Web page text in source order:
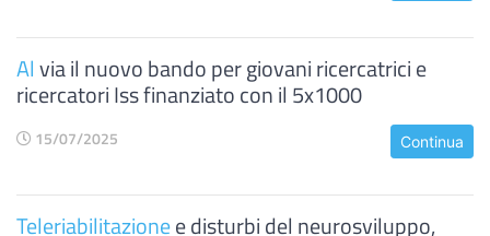
Alvia il nuovo bando per giovani ricercatrici e
ricercatori Iss finanziato con il 5x1000
15/07/2025 Continua
Teleriabilitazionee disturbi del neurosviluppo,